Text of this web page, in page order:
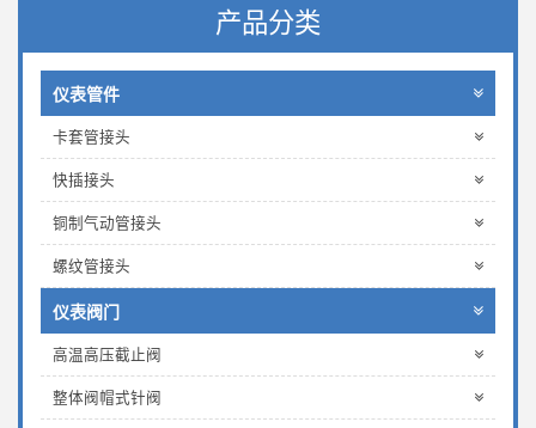
产品分类
仪表管件
卡套管接头
快插接头
铜制气动管接头
螺纹管接头
仪表阀门
高温高压截止阀
整体阀帽式针阀